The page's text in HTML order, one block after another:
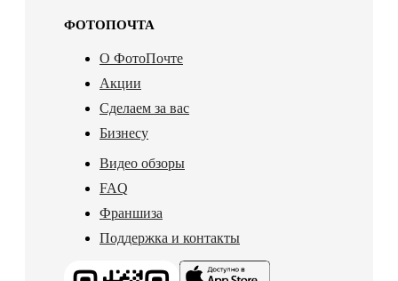
ФОТОПОЧТА
О ФотоПочте
Акции
Сделаем за вас
Бизнесу
Видео обзоры
FAQ
Франшиза
Поддержка и контакты